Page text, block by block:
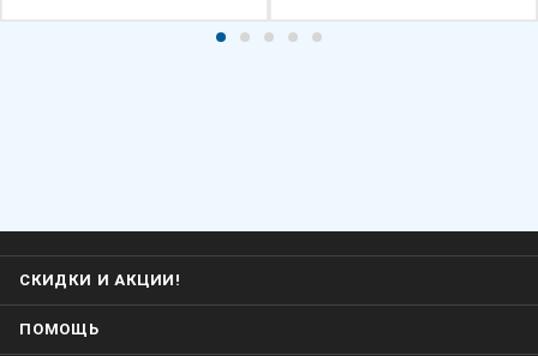
СКИДКИ И АКЦИИ!
ПОМОЩЬ